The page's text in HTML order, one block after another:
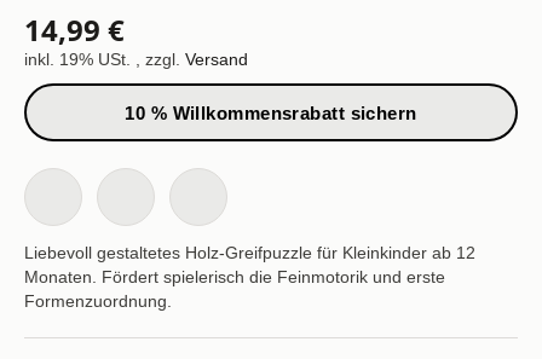
14,99 €
inkl. 19% USt. , zzgl. Versand
10 % Willkommensrabatt sichern
Liebevoll gestaltetes Holz-Greifpuzzle für Kleinkinder ab 12
Monaten. Fördert spielerisch die Feinmotorik und erste
Formenzuordnung.